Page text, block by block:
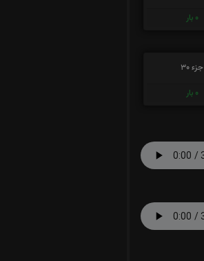
0 بار
جزء 30
0 بار